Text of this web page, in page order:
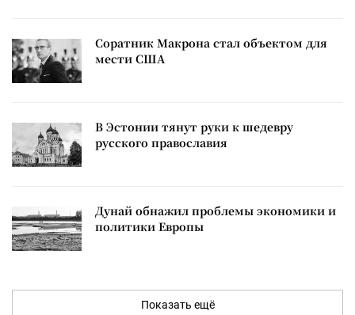
Соратник Макрона стал объектом для
мести США
В Эстонии тянут руки к шедевру
русского православия
Дунай обнажил проблемы экономики и
политики Европы
Показать ещё